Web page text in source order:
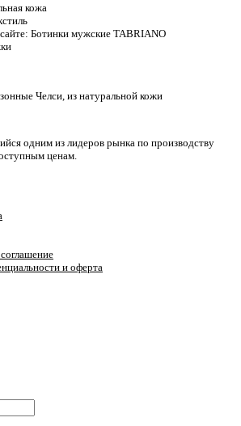
кожа
Ботинки мужские TABRIANO
Челси, из натуральной кожи
одним из лидеров рынка по производству
ценам.
и оферта